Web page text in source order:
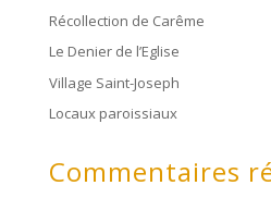
Récollection de Carême
Le Denier de l’Eglise
Village Saint-Joseph
Locaux paroissiaux
Commentaires